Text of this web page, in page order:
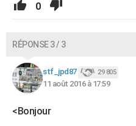
0
RÉPONSE 3 / 3
stf_jpd87 29 805
11 août 2016 à 17:59
<Bonjour